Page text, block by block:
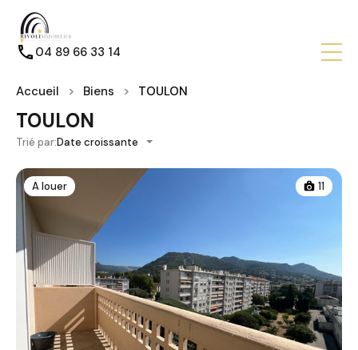
04 89 66 33 14
Accueil Biens TOULON
TOULON
Trié par:Date croissante
A louer 11